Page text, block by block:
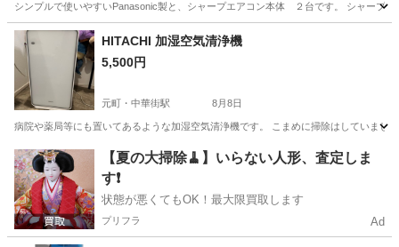
シンプルで使いやすいPanasonic製と、シャープエアコン本体 ２台です。 シャープ
神奈川 大和市 高座渋谷駅 季節、空調家電
HITACHI 加湿空気清浄機
5,500円
元町・中華街駅 8月8日
病院や薬局等にも置いてあるような加湿空気清浄機です。 こまめに掃除はしていま
神奈川 元町・中華街駅 季節、空調家電
【夏の大掃除🧹】いらない人形、査定しま
す❗️
状態が悪くてもOK！最大限買取します
プリフラ Ad